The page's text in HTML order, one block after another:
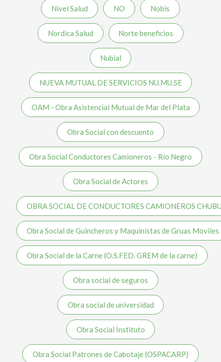
Nivel Salud NO Nobis
Nordica Salud Norte beneficios
Nubial
NUEVA MUTUAL DE SERVICIOS NU.MU.SE
OAM - Obra Asistencial Mutual de Mar del Plata
Obra Social con descuento
Obra Social Conductores Camioneros - Río Negro
Obra Social de Actores
OBRA SOCIAL DE CONDUCTORES CAMIONEROS
Obra Social de Guincheros y Maquinistas de Gruas Moviles
Obra Social de la Carne (O.S.FED. GREM de la carne)
Obra social de seguros
Obra social de universidad
Obra Social Instituto
Obra Social Patrones de Cabotaje (OSPACARP)